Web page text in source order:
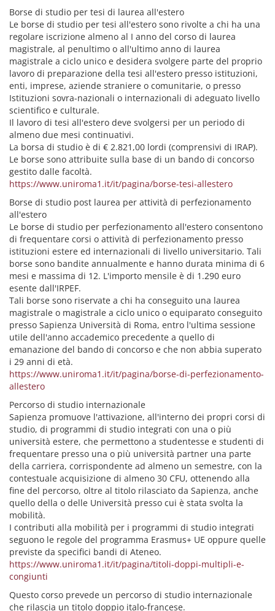
Borse di studio per tesi di laurea all'estero
Le borse di studio per tesi all'estero sono rivolte a chi ha una
regolare iscrizione almeno al I anno del corso di laurea
magistrale, al penultimo o all'ultimo anno di laurea
magistrale a ciclo unico e desidera svolgere parte del proprio
lavoro di preparazione della tesi all'estero presso istituzioni,
enti, imprese, aziende straniere o comunitarie, o presso
Istituzioni sovra-nazionali o internazionali di adeguato livello
scientifico e culturale.
Il lavoro di tesi all'estero deve svolgersi per un periodo di
almeno due mesi continuativi.
La borsa di studio è di € 2.821,00 lordi (comprensivi di IRAP).
Le borse sono attribuite sulla base di un bando di concorso
gestito dalle facoltà.
https://www.uniroma1.it/it/pagina/borse-tesi-allestero
Borse di studio post laurea per attività di perfezionamento
all'estero
Le borse di studio per perfezionamento all'estero consentono
di frequentare corsi o attività di perfezionamento presso
istituzioni estere ed internazionali di livello universitario. Tali
borse sono bandite annualmente e hanno durata minima di 6
mesi e massima di 12. L'importo mensile è di 1.290 euro
esente dall'IRPEF.
Tali borse sono riservate a chi ha conseguito una laurea
magistrale o magistrale a ciclo unico o equiparato conseguito
presso Sapienza Università di Roma, entro l'ultima sessione
utile dell'anno accademico precedente a quello di
emanazione del bando di concorso e che non abbia superato
i 29 anni di età.
https://www.uniroma1.it/it/pagina/borse-di-perfezionamento-
allestero
Percorso di studio internazionale
Sapienza promuove l'attivazione, all'interno dei propri corsi di
studio, di programmi di studio integrati con una o più
università estere, che permettono a studentesse e studenti di
frequentare presso una o più università partner una parte
della carriera, corrispondente ad almeno un semestre, con la
contestuale acquisizione di almeno 30 CFU, ottenendo alla
fine del percorso, oltre al titolo rilasciato da Sapienza, anche
quello della o delle Università presso cui è stata svolta la
mobilità.
I contributi alla mobilità per i programmi di studio integrati
seguono le regole del programma Erasmus+ UE oppure quelle
previste da specifici bandi di Ateneo.
https://www.uniroma1.it/it/pagina/titoli-doppi-multipli-e-
congiunti
Questo corso prevede un percorso di studio internazionale
che rilascia un titolo doppio italo-francese.